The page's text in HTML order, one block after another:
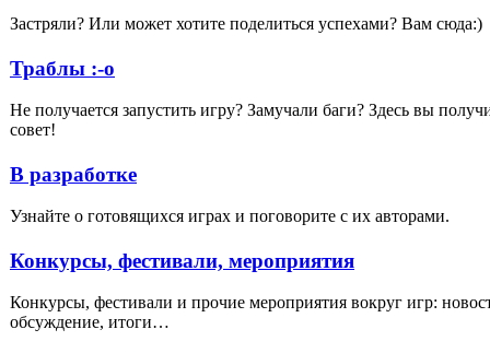
Застряли? Или может хотите поделиться успехами? Вам сюда:)
Траблы :-o
Не получается запустить игру? Замучали баги? Здесь вы
совет!
В разработке
Узнайте о готовящихся играх и поговорите с их авторами.
Конкурсы, фестивали, мероприятия
Конкурсы, фестивали и прочие мероприятия вокруг игр:
обсуждение, итоги…